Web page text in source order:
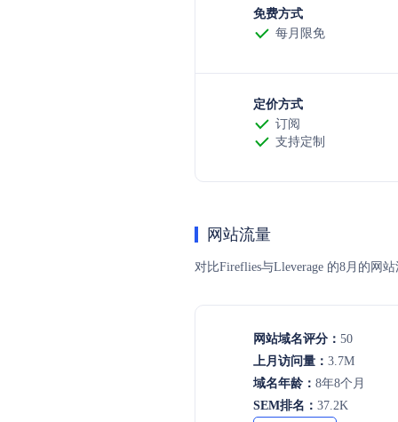
免费方式
每月限免
定价方式
订阅
支持定制
网站流量
对比Fireflies与Lleverage 的8月的网
网站域名评分： 50
上月访问量： 3.7M
域名年龄： 8年8个月
SEM排名： 37.2K